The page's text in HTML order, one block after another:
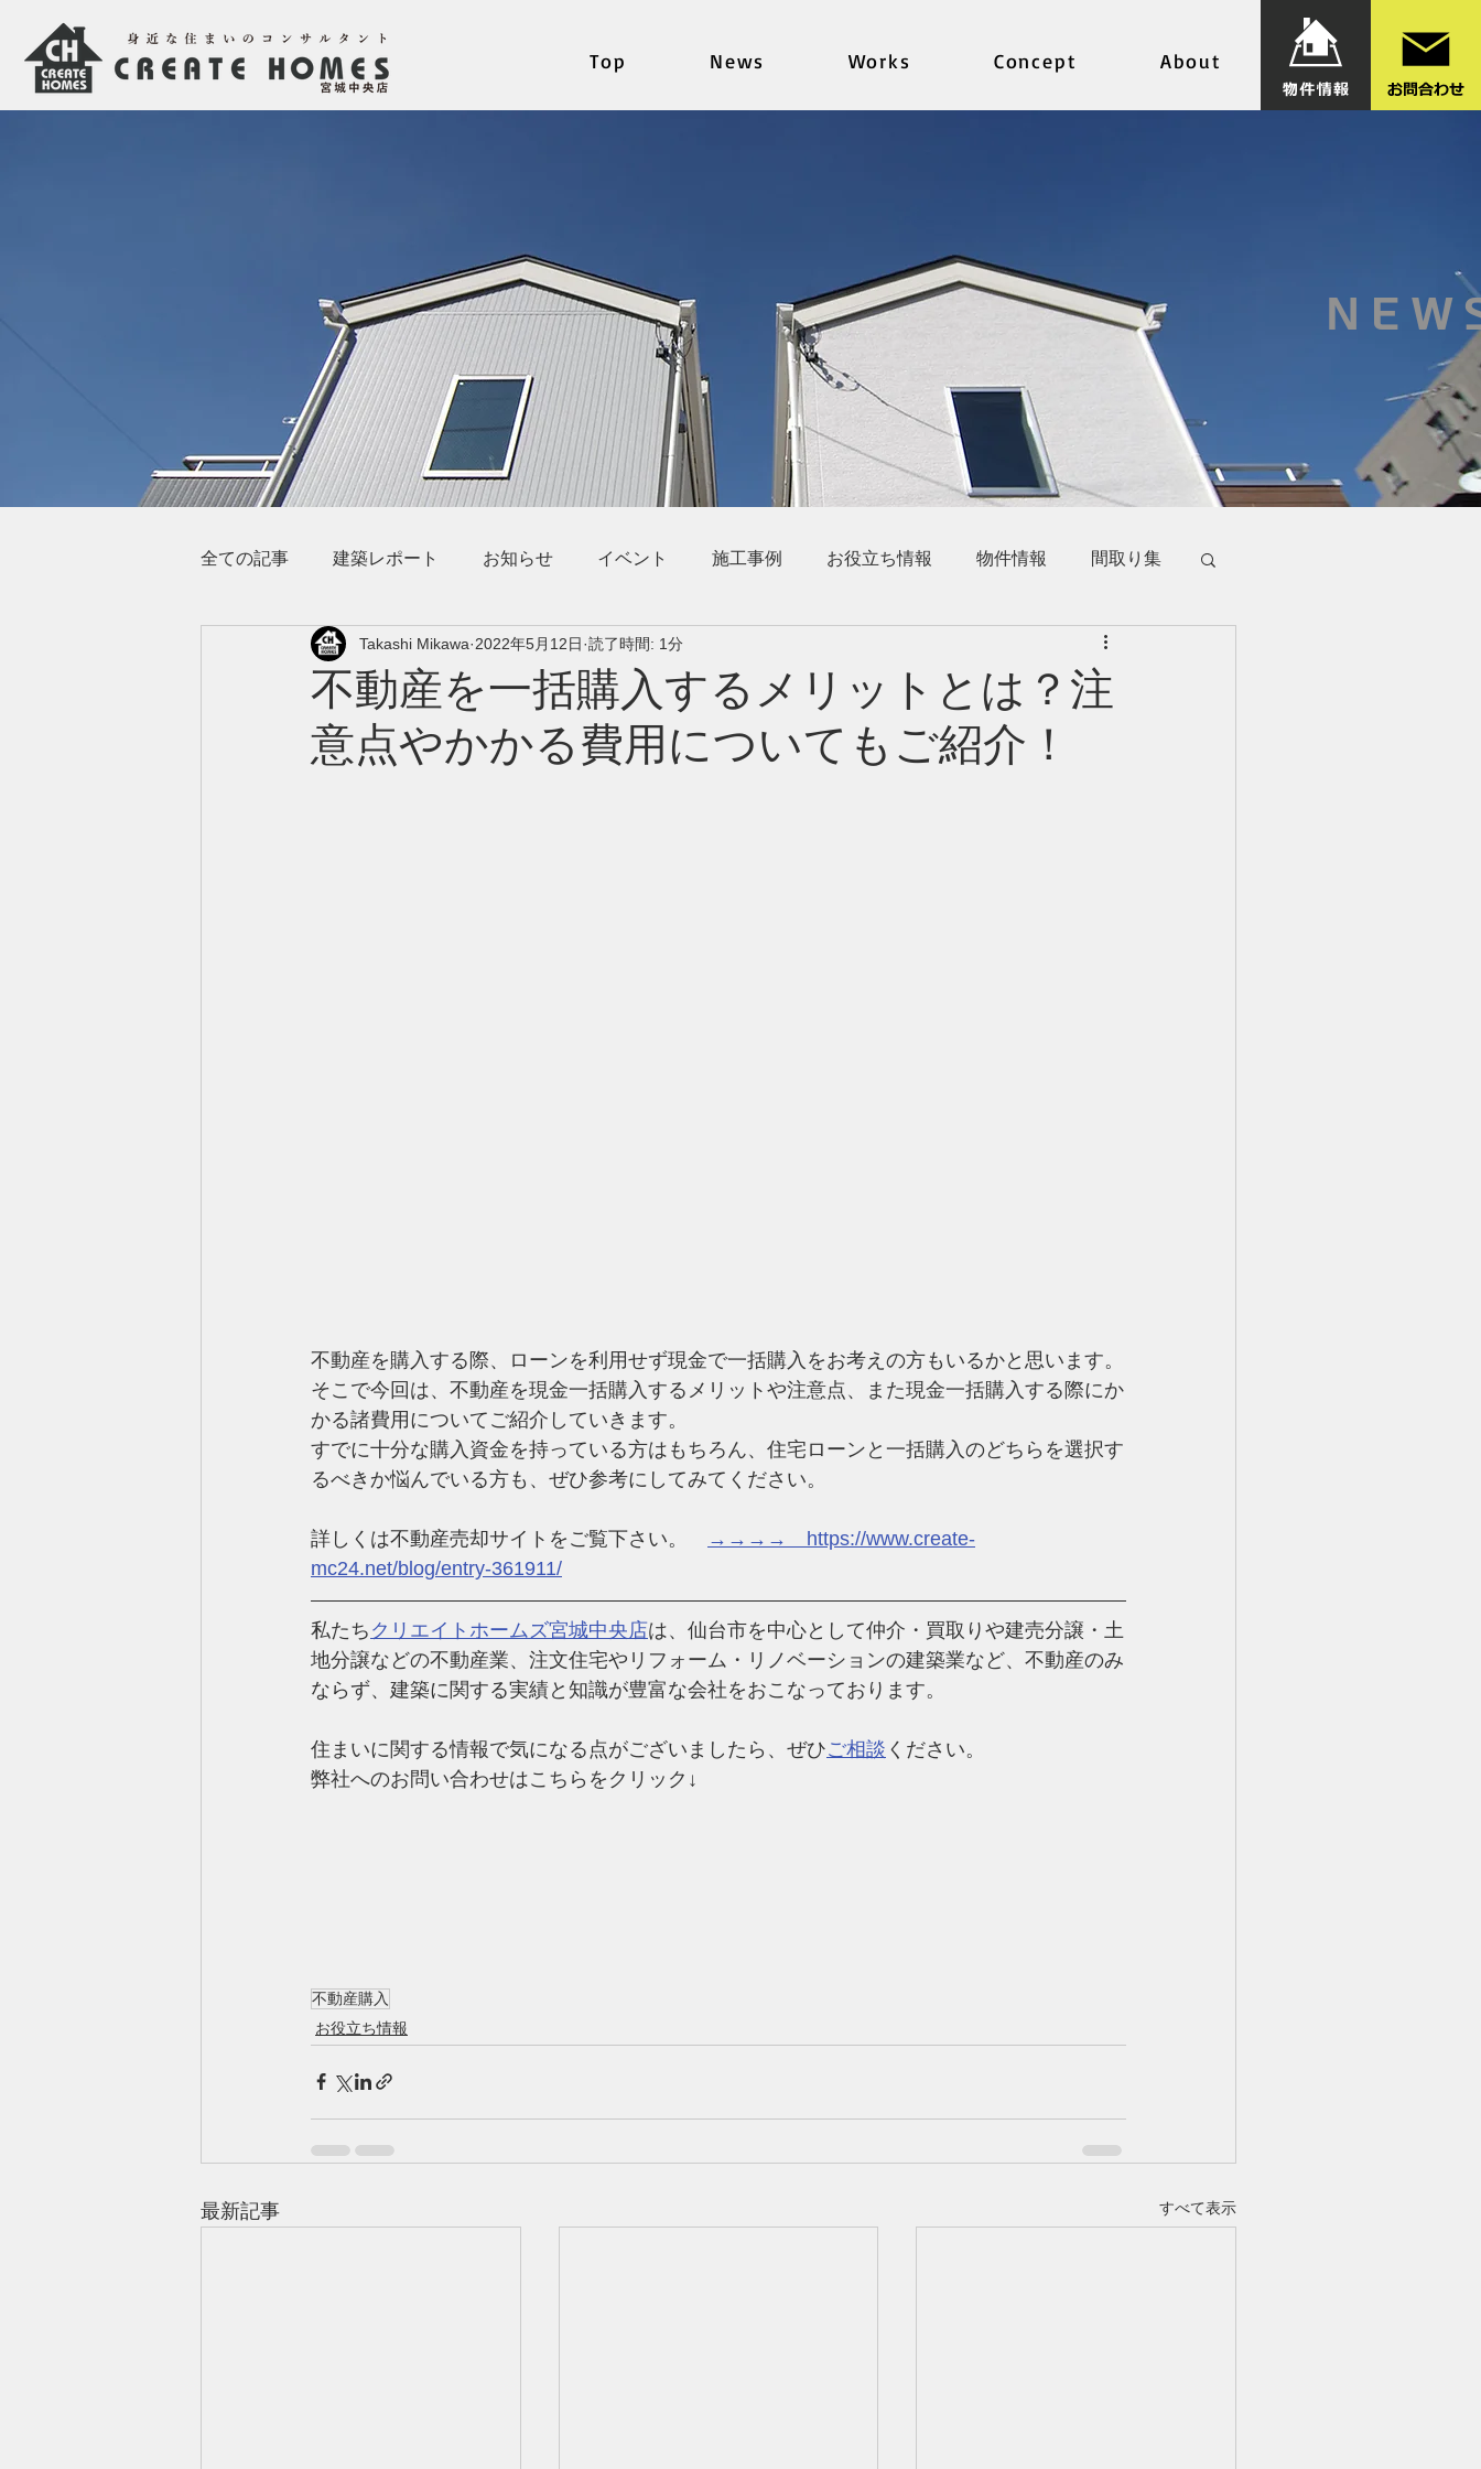
Top News Works Concept About
全ての記事 建築レポート お知らせ イベント 施工事例 お役立ち情報 物件情報 間取り集
不動産を一括購入するメリットとは？注
意点やかかる費用についてもご紹介！
Takashi Mikawa 2022年5月12日 読了時間: 1分
不動産を購入する際、ローンを利用せず現金で一括購入をお考えの方もいるかと思います。
そこで今回は、不動産を現金一括購入するメリットや注意点、また現金一括購入する際にか
かる諸費用についてご紹介していきます。
すでに十分な購入資金を持っている方はもちろん、住宅ローンと一括購入のどちらを選択す
るべきか悩んでいる方も、ぜひ参考にしてみてください。
詳しくは不動産売却サイトをご覧下さい。
→→→→　https://www.create-
mc24.net/blog/entry-361911/
私たち クリエイトホームズ宮城中央店は、仙台市を中心として仲介・買取りや建売分譲・土
地分譲などの不動産業、注文住宅やリフォーム・リノベーションの建築業など、 不動産のみ
ならず、建築に関する実績と知識が豊富な会社をおこなっております。
住まいに関する情報で気になる点がございましたら、ぜひご相談 ください。
弊社へのお問い合わせはこちらをクリック↓
不動産購入
お役立ち情報
最新記事 すべて表示